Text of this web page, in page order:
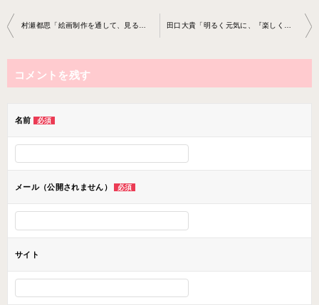
投
稿
ナ
ビ
ョ
ン
コメントを残す
名前 必須
メール（公開されません） 必須
サイト